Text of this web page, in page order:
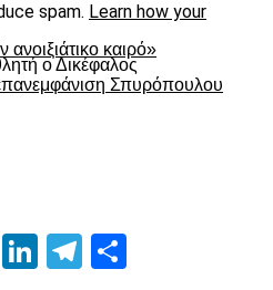
ανοιξιάτικο καιρό»
Σπυρόπουλου
spam. Learn how your
ο Δικέφαλος
WhatsApp
LinkedIn
Telegram